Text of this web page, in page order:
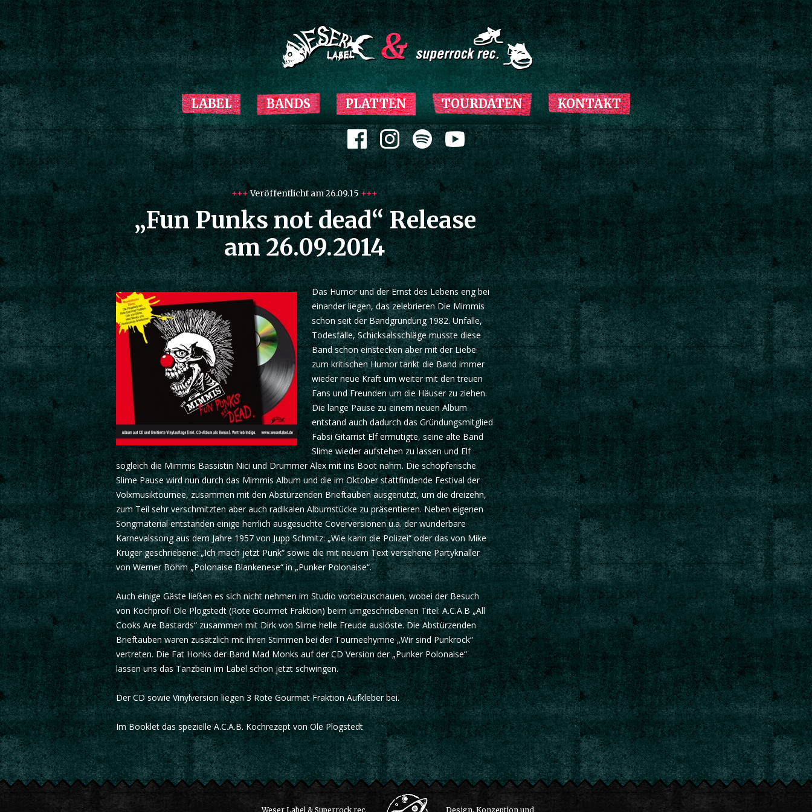
Zum Inhalt springen
LABEL BANDS PLATTEN TOURDATEN KONTAKT
Zum Inhalt springen
+++Veröffentlicht am 26.09.15 +++
„Fun Punks not dead“ Release
am 26.09.2014
Das Humor und der Ernst des Lebens eng bei
einander liegen, das zelebrieren Die Mimmis
schon seit der Bandgründung 1982. Unfälle,
Todesfälle, Schicksalsschläge musste diese
Band schon einstecken aber mit der Liebe
zum kritischen Humor tankt die Band immer
wieder neue Kraft um weiter mit den treuen
Fans und Freunden um die Häuser zu ziehen.
Die lange Pause zu einem neuen Album
entstand auch dadurch das Gründungsmitglied
Fabsi Gitarrist Elf ermutigte, seine alte Band
Slime wieder aufstehen zu lassen und Elf
sogleich die Mimmis Bassistin Nici und Drummer Alex mit ins Boot nahm. Die schöpferische
Slime Pause wird nun durch das Mimmis Album und die im Oktober stattfindende Festival der
Volxmusiktournee, zusammen mit den Abstürzenden Brieftauben ausgenutzt, um die dreizehn,
zum Teil sehr verschmitzten aber auch radikalen Albumstücke zu präsentieren. Neben eigenen
Songmaterial entstanden einige herrlich ausgesuchte Coverversionen u.a. der wunderbare
Karnevalssong aus dem Jahre 1957 von Jupp Schmitz: „Wie kann die Polizei“ oder das von Mike
Krüger geschriebene: „Ich mach jetzt Punk“ sowie die mit neuem Text versehene Partyknaller
von Werner Böhm „Polonaise Blankenese“ in „Punker Polonaise“.
Auch einige Gäste ließen es sich nicht nehmen im Studio vorbeizuschauen, wobei der Besuch
von Kochprofi Ole Plogstedt (Rote Gourmet Fraktion) beim umgeschriebenen Titel: A.C.A.B „All
Cooks Are Bastards“ zusammen mit Dirk von Slime helle Freude auslöste. Die Abstürzenden
Brieftauben waren zusätzlich mit ihren Stimmen bei der Tourneehymne „Wir sind Punkrock“
vertreten. Die Fat Honks der Band Mad Monks auf der CD Version der „Punker Polonaise“
lassen uns das Tanzbein im Label schon jetzt schwingen.
Der CD sowie Vinylversion liegen 3 Rote Gourmet Fraktion Aufkleber bei.
Im Booklet das spezielle A.C.A.B. Kochrezept von Ole Plogstedt
Weser Label & Superrock rec. Design, Konzeption und